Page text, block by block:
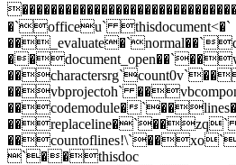
�`officeu` thisdocument<�`
��vbprojectoh`
��codemodule�
`��thisdoc